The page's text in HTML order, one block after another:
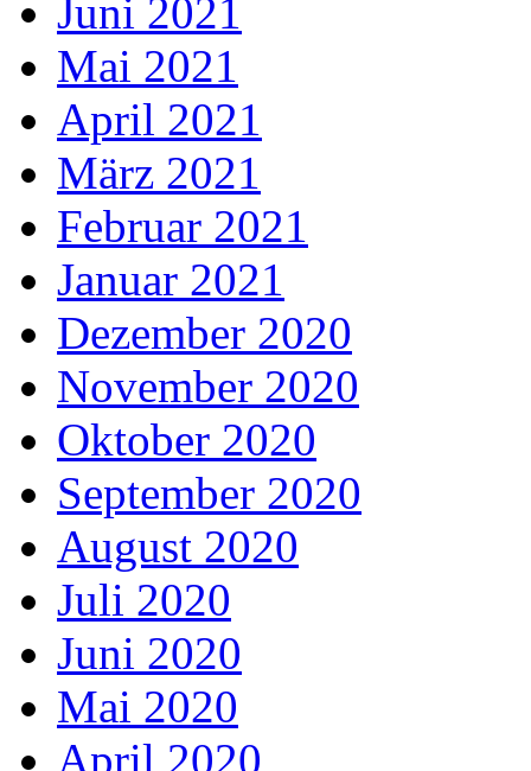
Juni 2021
Mai 2021
April 2021
März 2021
Februar 2021
Januar 2021
Dezember 2020
November 2020
Oktober 2020
September 2020
August 2020
Juli 2020
Juni 2020
Mai 2020
April 2020